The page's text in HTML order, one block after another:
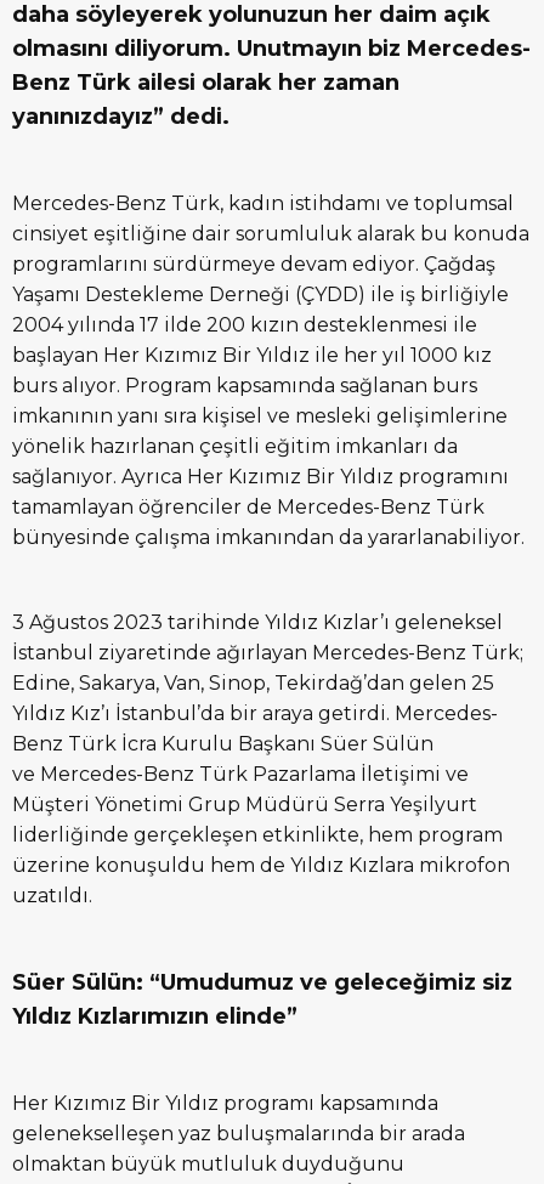
daha söyleyerek yolunuzun her daim açık
olmasını diliyorum. Unutmayın biz Mercedes-
Benz Türk ailesi olarak her zaman
yanınızdayız” dedi.
Mercedes-Benz Türk, kadın istihdamı ve toplumsal
cinsiyet eşitliğine dair sorumluluk alarak bu konuda
programlarını sürdürmeye devam ediyor. Çağdaş
Yaşamı Destekleme Derneği (ÇYDD) ile iş birliğiyle
2004 yılında 17 ilde 200 kızın desteklenmesi ile
başlayan Her Kızımız Bir Yıldız ile her yıl 1000 kız
burs alıyor. Program kapsamında sağlanan burs
imkanının yanı sıra kişisel ve mesleki gelişimlerine
yönelik hazırlanan çeşitli eğitim imkanları da
sağlanıyor. Ayrıca Her Kızımız Bir Yıldız programını
tamamlayan öğrenciler de Mercedes-Benz Türk
bünyesinde çalışma imkanından da yararlanabiliyor.
3 Ağustos 2023 tarihinde Yıldız Kızlar’ı geleneksel
İstanbul ziyaretinde ağırlayan Mercedes-Benz Türk;
Edine, Sakarya, Van, Sinop, Tekirdağ’dan gelen 25
Yıldız Kız’ı İstanbul’da bir araya getirdi. Mercedes-
Benz Türk İcra Kurulu Başkanı Süer Sülün
ve Mercedes-Benz Türk Pazarlama İletişimi ve
Müşteri Yönetimi Grup Müdürü Serra Yeşilyurt
liderliğinde gerçekleşen etkinlikte, hem program
üzerine konuşuldu hem de Yıldız Kızlara mikrofon
uzatıldı.
Süer Sülün: “Umudumuz ve geleceğimiz siz
Yıldız Kızlarımızın elinde”
Her Kızımız Bir Yıldız programı kapsamında
gelenekselleşen yaz buluşmalarında bir arada
olmaktan büyük mutluluk duyduğunu